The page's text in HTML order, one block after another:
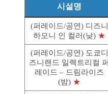
시설명
(퍼레이드/공연) 디즈니
하모니 인 컬러(낮) ★
(퍼레이드/공연) 도쿄디
즈니랜드 일렉트리컬 퍼
레이드 – 드림라이즈
(밤) ★